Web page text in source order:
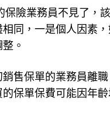
險業務員不見了，
同，一是個人因素
。
售保單的業務員離
保單保費可能因年